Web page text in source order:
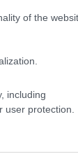
of the
including
protection.